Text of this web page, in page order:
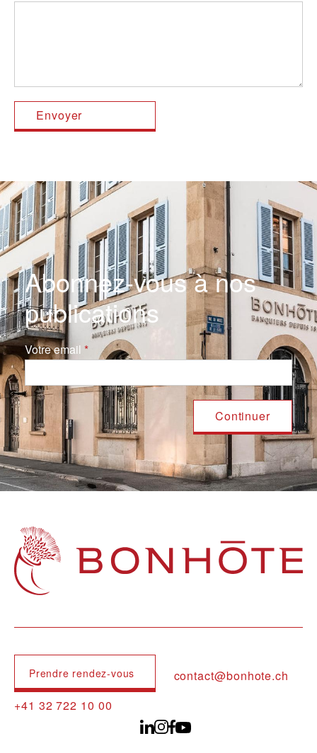
Abonnez-vous à nos
publications
Votre email
Navigation principale
Prendre rendez-vous
contact@bonhote.ch
+41 32 722 10 00